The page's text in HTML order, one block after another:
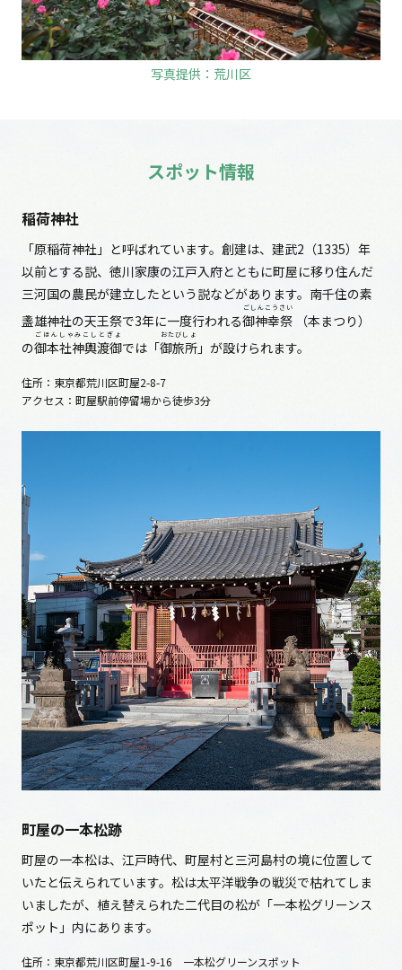
写真提供：荒川区
スポット情報
稲荷神社
「原稲荷神社」と呼ばれています。創建は、建武2（1335）年
以前とする説、徳川家康の江戸入府とともに町屋に移り住んだ
三河国の農民が建立したという説などがあります。南千住の素
盞雄神社の天王祭で3年に一度行われる御神幸祭
ごしんこうさい
（本まつり）
の御本社神輿渡御
ごほんしゃみこしとぎょ
では「御旅所
おたびしょ
」が設けられます。
住所：東京都荒川区町屋2-8-7
アクセス：町屋駅前停留場から徒歩3分
町屋の一本松跡
町屋の一本松は、江戸時代、町屋村と三河島村の境に位置して
いたと伝えられています。松は太平洋戦争の戦災で枯れてしま
いましたが、植え替えられた二代目の松が「一本松グリーンス
ポット」内にあります。
住所：東京都荒川区町屋1-9-16 一本松グリーンスポット